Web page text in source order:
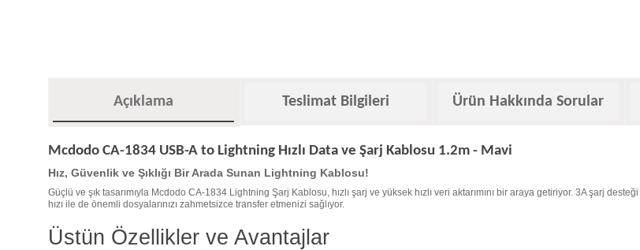
Açıklama Teslimat Bilgileri Ürün Hakkında Sorular
Mcdodo CA-1834 USB-A to Lightning Hızlı Data ve Şarj Kablosu 1.2m - Mavi
Hız, Güvenlik ve Şıklığı Bir Arada Sunan Lightning Kablosu!
Güçlü ve şık tasarımıyla Mcdodo CA-1834 Lightning Şarj Kablosu, hızlı şarj ve yüksek hızlı veri aktarımını bir araya getiriyor. 3A şarj
hızı ile de önemli dosyalarınızı zahmetsizce transfer etmenizi sağlıyor.
Üstün Özellikler ve Avantajlar